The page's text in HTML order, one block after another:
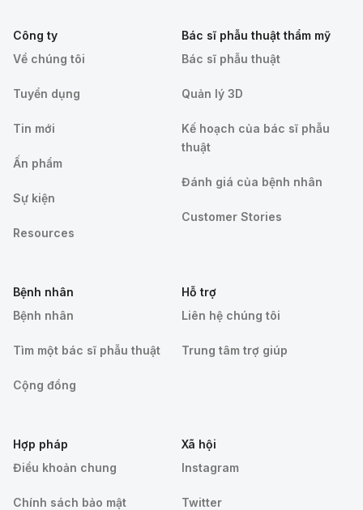
Công ty
Về chúng tôi
Tuyển dụng
Tin mới
Ấn phẩm
Sự kiện
Resources
Bác sĩ phẫu thuật thẩm mỹ
Bác sĩ phẫu thuật
Quản lý 3D
Kế hoạch của bác sĩ phẫu
thuật
Đánh giá của bệnh nhân
Customer Stories
Bệnh nhân
Bệnh nhân
Tìm một bác sĩ phẫu thuật
Cộng đồng
Hỗ trợ
Liên hệ chúng tôi
Trung tâm trợ giúp
Hợp pháp
Điều khoản chung
Chính sách bảo mật
Xã hội
Instagram
Twitter